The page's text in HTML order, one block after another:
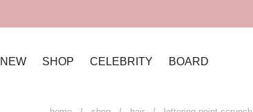
NEW SHOP CELEBRITY BOARD